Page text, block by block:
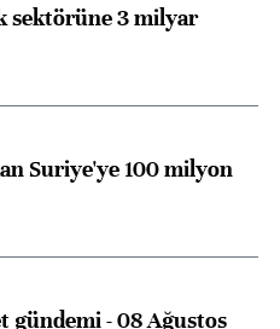
sektörüne 3 milyar
Suriye'ye 100 milyon
gündemi - 08 Ağustos